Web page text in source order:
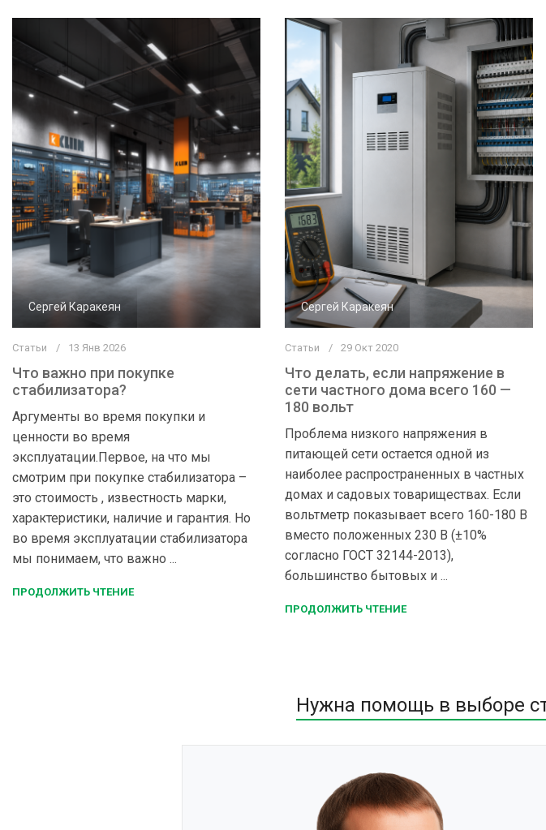
Сергей Каракеян
Статьи 13 Янв 2026
Что важно при покупке
стабилизатора?
Аргументы во время покупки и
ценности во время
эксплуатации.Первое, на что мы
смотрим при покупке стабилизатора –
это стоимость , известность марки,
характеристики, наличие и гарантия. Но
во время эксплуатации стабилизатора
мы понимаем, что важно ...
ПРОДОЛЖИТЬ ЧТЕНИЕ
Сергей Каракеян
Статьи 29 Окт 2020
Что делать, если напряжение в
сети частного дома всего 160 —
180 вольт
Проблема низкого напряжения в
питающей сети остается одной из
наиболее распространенных в частных
домах и садовых товариществах. Если
вольтметр показывает всего 160-180 В
вместо положенных 230 В (±10%
согласно ГОСТ 32144-2013),
большинство бытовых и ...
ПРОДОЛЖИТЬ ЧТЕНИЕ
Нужна помощь в выборе